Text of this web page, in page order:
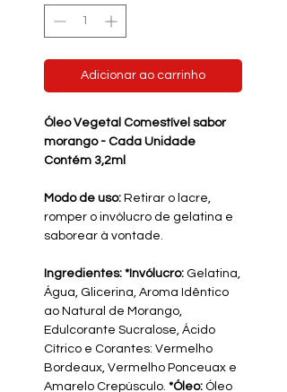
Adicionar ao carrinho
Óleo Vegetal Comestível sabor
morango - Cada Unidade
Contém 3,2ml
Modo de uso: Retirar o lacre,
romper o invólucro de gelatina e
saborear à vontade.
Ingredientes: *Invólucro: Gelatina,
Água, Glicerina, Aroma Idêntico
ao Natural de Morango,
Edulcorante Sucralose, Ácido
Cítrico e Corantes: Vermelho
Bordeaux, Vermelho Ponceuax e
Amarelo Crepúsculo. *Óleo: Óleo